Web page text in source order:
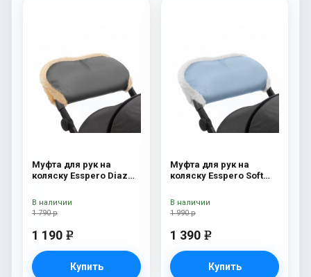
Муфта для рук на
коляску Esspero Diaz
Grey
1 790 р
1 190 e
Купить
В наличии
Муфта для рук на
коляску Esspero Soft
1 990 р
1 390 e
Купить
В наличии